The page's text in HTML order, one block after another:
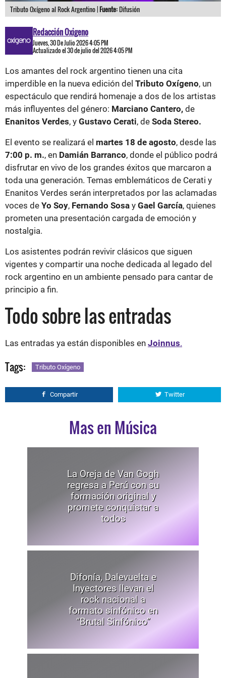
Tributo Oxígeno al Rock Argentino |Fuente:Difusión
Redacción Oxigeno
Jueves, 30 De Julio 2026 4:05 PM
Actualizado el 30 de julio del 2026 4:05 PM
Los amantes del rock argentino tienen una cita
imperdible en la nueva edición del Tributo Oxígeno, un
espectáculo que rendirá homenaje a dos de los artistas
más influyentes del género: Marciano Cantero, de
Enanitos Verdes, y Gustavo Cerati, de Soda Stereo.
El evento se realizará el martes 18 de agosto, desde las
7:00 p. m., en Damián Barranco, donde el público podrá
disfrutar en vivo de los grandes éxitos que marcaron a
toda una generación. Temas emblemáticos de Cerati y
Enanitos Verdes serán interpretados por las aclamadas
voces de Yo Soy, Fernando Sosa y Gael García, quienes
prometen una presentación cargada de emoción y
nostalgia.
Los asistentes podrán revivir clásicos que siguen
vigentes y compartir una noche dedicada al legado del
rock argentino en un ambiente pensado para cantar de
principio a fin.
Todo sobre las entradas
Las entradas ya están disponibles en Joinnus.
Tags: Tributo Oxígeno
Compartir Twitter
Mas en Música
La Oreja de Van Gogh
regresa a Perú con su
formación original y
promete conquistar a
todos
Difonía, Dalevuelta e
Inyectores llevan el
rock nacional a
formato sinfónico en
“Brutal Sinfónico”